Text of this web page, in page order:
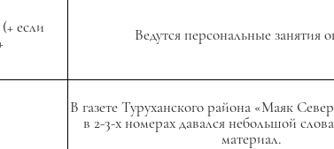
(+ если
Ведутся персональные занятия
В газете Туруханского района «Маяк
в 2-3-х номерах давался небольшой
материал.